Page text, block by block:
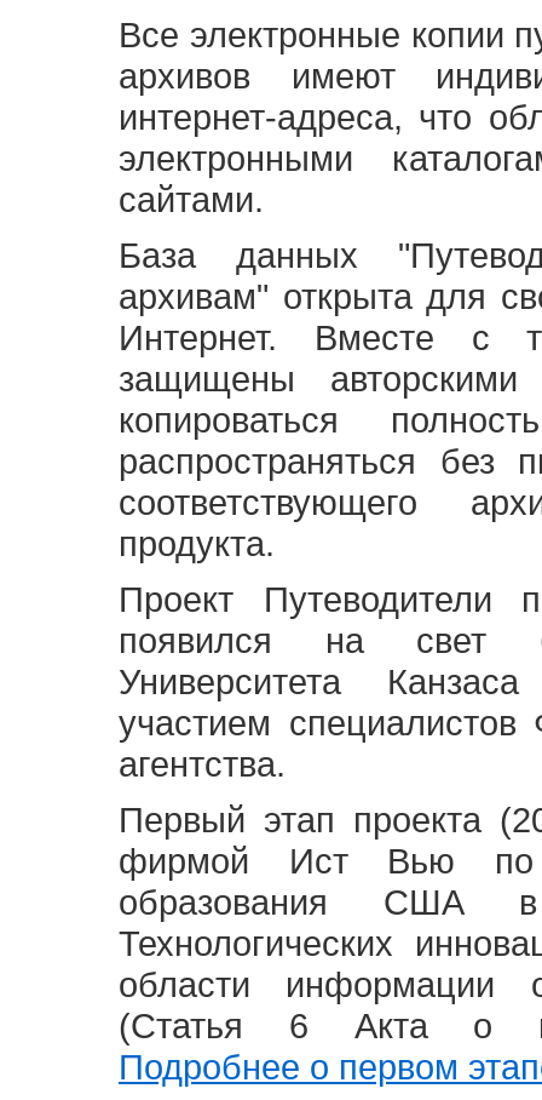
Все электронные копии
архивов имеют
интернет-адреса, что
электронными
сайтами.
База данных
архивам" открыта для
Интернет. Вместе с
защищены
копироваться
распространяться без
соответствующего
продукта.
Проект Путеводители
появился на свет
Университета
участием специалистов
агентства.
Первый этап проекта
фирмой Ист Вью по
образования США
Технологических
области информации
(Статья 6 Акта о
Подробнее о первом